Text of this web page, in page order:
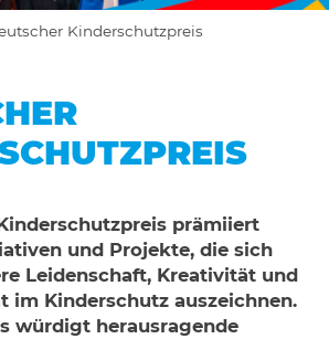
Kinderschutzpreis
prämiiert
und Projekte, die sich
Leidenschaft, Kreativität und
im Kinderschutz auszeichnen.
würdigt herausragende